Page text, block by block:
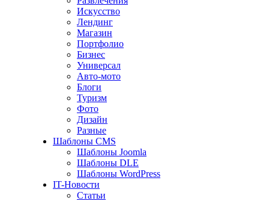
Искусство
Лендинг
Магазин
Портфолио
Бизнес
Универсал
Авто-мото
Блоги
Туризм
Фото
Дизайн
Разные
Шаблоны CMS
Шаблоны Joomla
Шаблоны DLE
Шаблоны WordPress
IT-Новости
Статьи